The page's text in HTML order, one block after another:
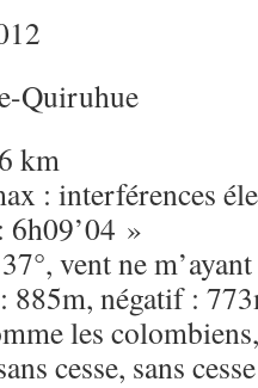
Quiruhue
km
: interférences
6h09’04 »
vent ne
négatif :
les
cesse, sans